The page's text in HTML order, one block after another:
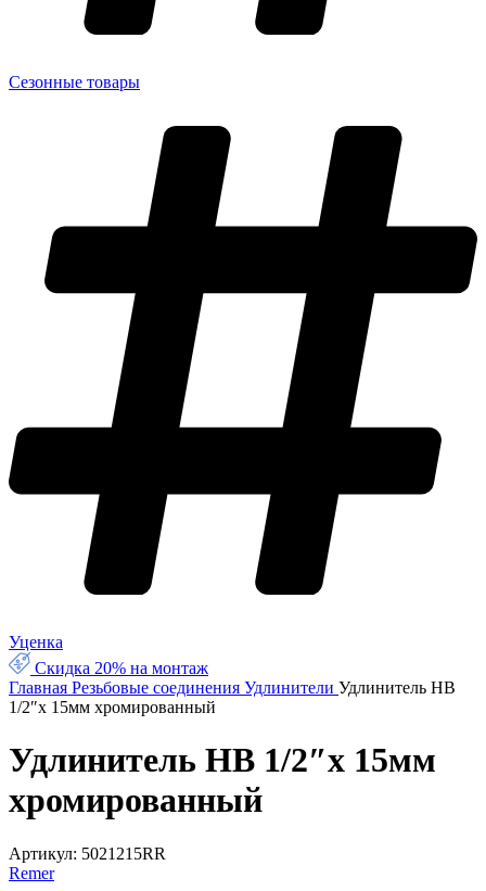
Сезонные товары
Уценка
Скидка 20% на монтаж
Главная Резьбовые соединения Удлинители Удлинитель НВ
1/2″x 15мм хромированный
Удлинитель НВ 1/2″x 15мм
хромированный
Артикул: 5021215RR
Remer